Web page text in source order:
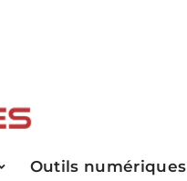
Outils numériques